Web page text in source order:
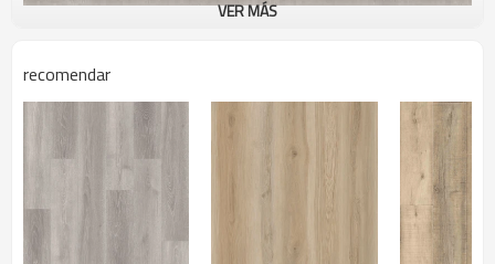
VER MÁS
recomendar